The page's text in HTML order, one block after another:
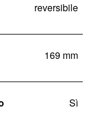
reversibile
169 mm
Sì